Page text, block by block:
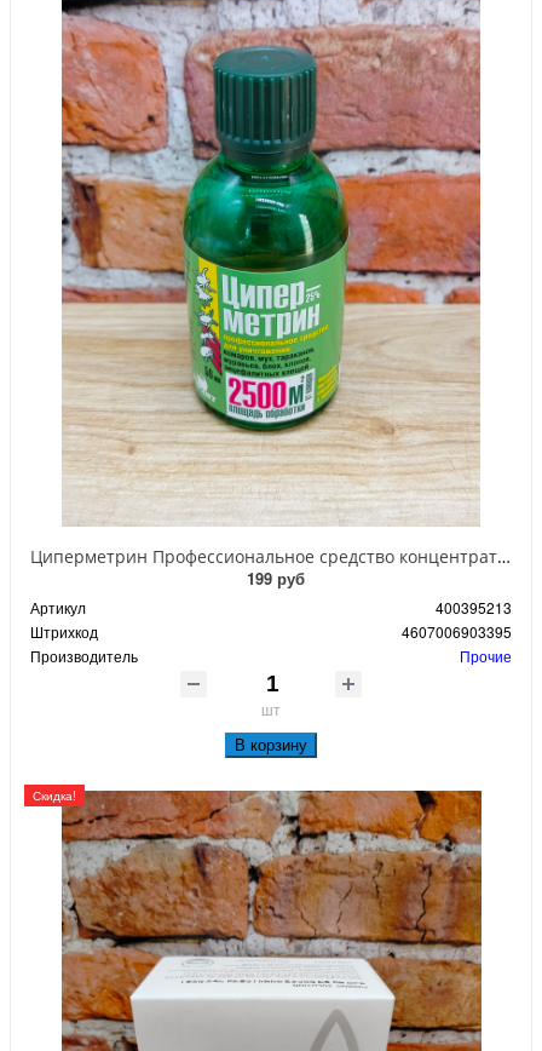
Циперметрин Профессиональное средство концентрат эмульсии 25% для уничтожения тараканов, мух,комаров, блох, клопов, муравьев, ос 50 мл
199 руб
Артикул
400395213
Штрихкод
4607006903395
Производитель
Прочие
шт
В корзину
Скидка!